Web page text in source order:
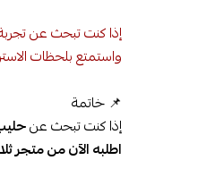
إذا كنت تبحث عن
واستمتع بلحظات
📌 خاتمة
إذا كنت تبحث عن
اطلبه الآن من متجر